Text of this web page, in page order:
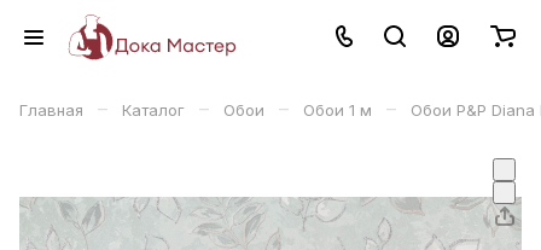
Главная – Каталог – Обои – Обои 1 м – Обои P&P Diana